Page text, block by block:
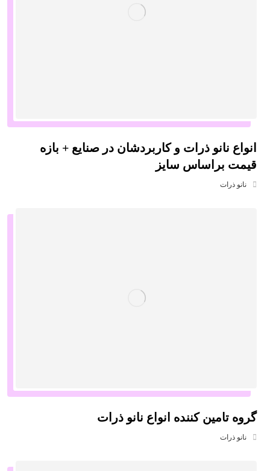
انواع نانو ذرات و کاربردشان در صنایع + بازه
قیمت براساس سایز
نانو ذرات
گروه تامین کننده انواع نانو ذرات
نانو ذرات